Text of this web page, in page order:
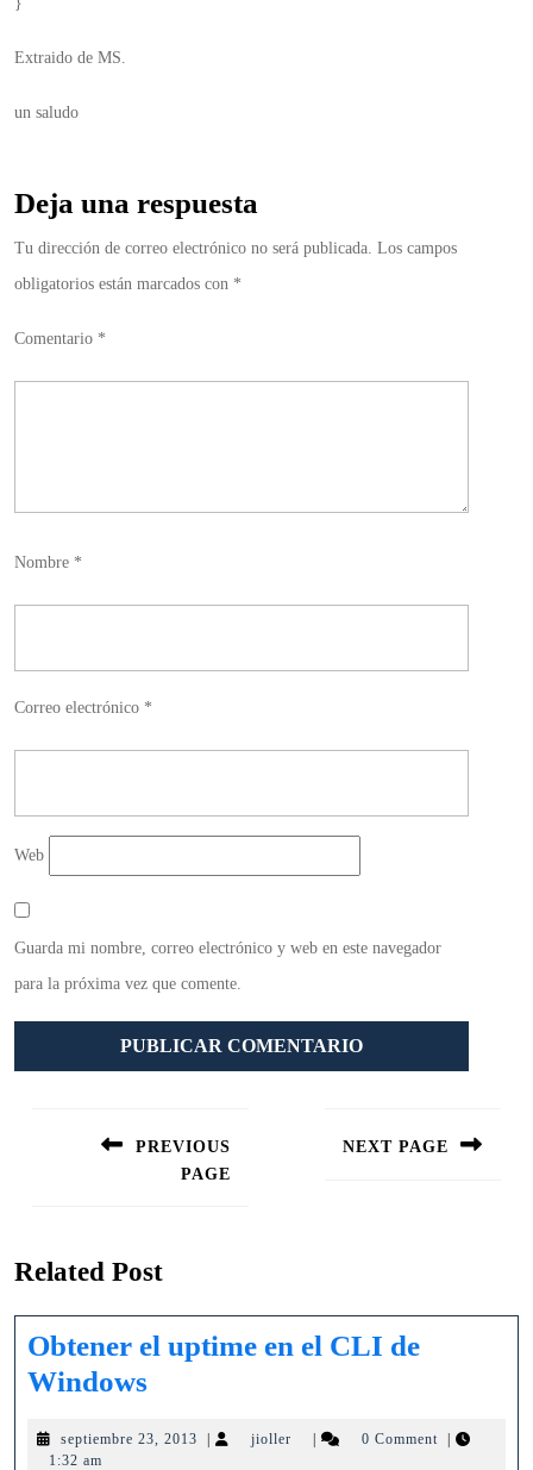
Extraido de MS.
un saludo
Deja una respuesta
Tu dirección de correo electrónico no será publicada. Los campos
obligatorios están marcados con *
Comentario *
Nombre *
Correo electrónico *
Web
Guarda mi nombre, correo electrónico y web en este navegador
para la próxima vez que comente.
PREVIOUS
PAGE
NEXT PAGE
Related Post
Obtener el uptime en el CLI de
Windows
uptime
septiembre 23, 2013 septiembrejioller jioller 0 Comment
1:32 am